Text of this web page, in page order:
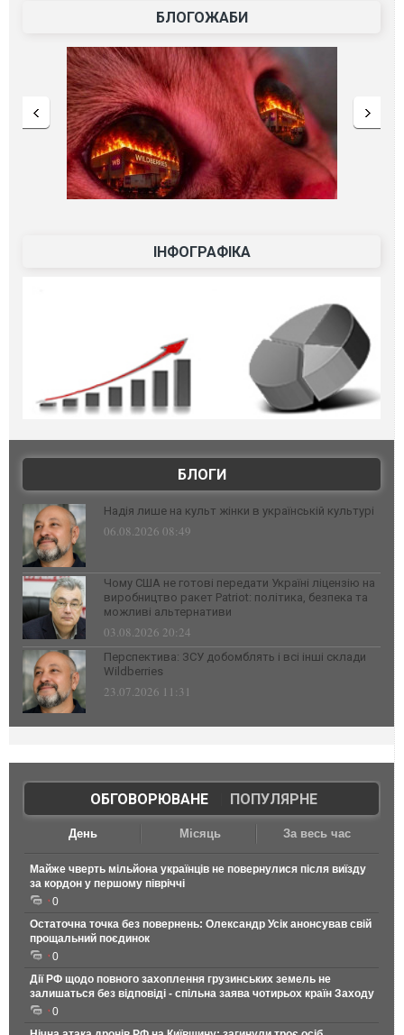
БЛОГОЖАБИ
ІНФОГРАФІКА
БЛОГИ
Надія лише на культ жінки в українській культурі
06.08.2026 08:49
Чому США не готові передати Україні ліцензію на
виробництво ракет Patriot: політика, безпека та
можливі альтернативи
03.08.2026 20:24
Перспектива: ЗСУ добомблять і всі інші склади
Wildberries
23.07.2026 11:31
ОБГОВОРЮВАНЕ| ПОПУЛЯРНЕ
День Місяць За весь час
Майже чверть мільйона українців не повернулися після виїзду
за кордон у першому півріччі
0
Остаточна точка без повернень: Олександр Усік анонсував свій
прощальний поєдинок
0
Дії РФ щодо повного захоплення грузинських земель не
залишаться без відповіді - спільна заява чотирьох країн Заходу
0